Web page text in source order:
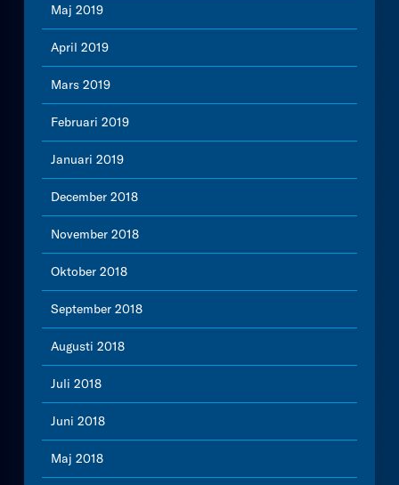
Maj 2019
April 2019
Mars 2019
Februari 2019
Januari 2019
December 2018
November 2018
Oktober 2018
September 2018
Augusti 2018
Juli 2018
Juni 2018
Maj 2018